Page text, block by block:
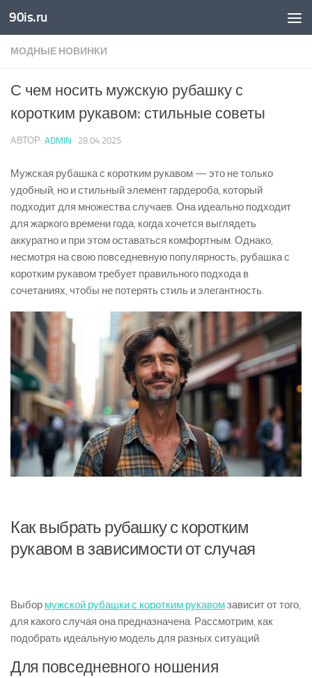
Skip to content
90is.ru
МОДНЫЕ НОВИНКИ
С чем носить мужскую рубашку с
коротким рукавом: стильные советы
АВТОР: ADMIN · 28.04.2025
Мужская рубашка с коротким рукавом — это не только
удобный, но и стильный элемент гардероба, который
подходит для множества случаев. Она идеально подходит
для жаркого времени года, когда хочется выглядеть
аккуратно и при этом оставаться комфортным. Однако,
несмотря на свою повседневную популярность, рубашка с
коротким рукавом требует правильного подхода в
сочетаниях, чтобы не потерять стиль и элегантность.
Как выбрать рубашку с коротким
рукавом в зависимости от случая
Выбор мужской рубашки с коротким рукавомзависит от того,
для какого случая она предназначена. Рассмотрим, как
подобрать идеальную модель для разных ситуаций.
Для повседневного ношения